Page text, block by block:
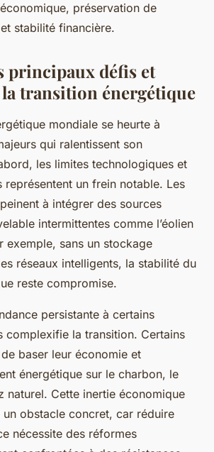
préservation de
stabilité financière.
principaux défis et
la transition énergétique
mondiale se heurte à
qui ralentissent son
les limites technologiques et
représentent un frein notable. Les
à intégrer des sources
intermittentes comme l’éolien
exemple, sans un stockage
réseaux intelligents, la stabilité du
reste compromise.
persistante à certains
complexifie la transition. Certains
baser leur économie et
énergétique sur le charbon, le
naturel. Cette inertie économique
obstacle concret, car réduire
nécessite des réformes